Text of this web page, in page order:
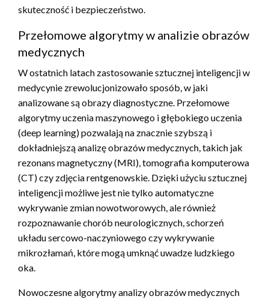
skuteczność i bezpieczeństwo.
Przełomowe algorytmy w analizie obrazów
medycznych
W ostatnich latach zastosowanie sztucznej inteligencji w
medycynie zrewolucjonizowało sposób, w jaki
analizowane są obrazy diagnostyczne. Przełomowe
algorytmy uczenia maszynowego i głębokiego uczenia
(deep learning) pozwalają na znacznie szybszą i
dokładniejszą analizę obrazów medycznych, takich jak
rezonans magnetyczny (MRI), tomografia komputerowa
(CT) czy zdjęcia rentgenowskie. Dzięki użyciu sztucznej
inteligencji możliwe jest nie tylko automatyczne
wykrywanie zmian nowotworowych, ale również
rozpoznawanie chorób neurologicznych, schorzeń
układu sercowo-naczyniowego czy wykrywanie
mikrozłamań, które mogą umknąć uwadze ludzkiego
oka.
Nowoczesne algorytmy analizy obrazów medycznych